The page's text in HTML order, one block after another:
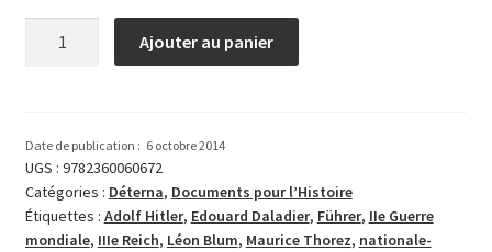
Ajouter au panier
Date de publication : 6 octobre 2014
UGS : 9782360060672
Catégories : Déterna, Documents pour l’Histoire
Étiquettes : Adolf Hitler, Edouard Daladier, Führer, IIe Guerre
mondiale, IIIe Reich, Léon Blum, Maurice Thorez, nationale-